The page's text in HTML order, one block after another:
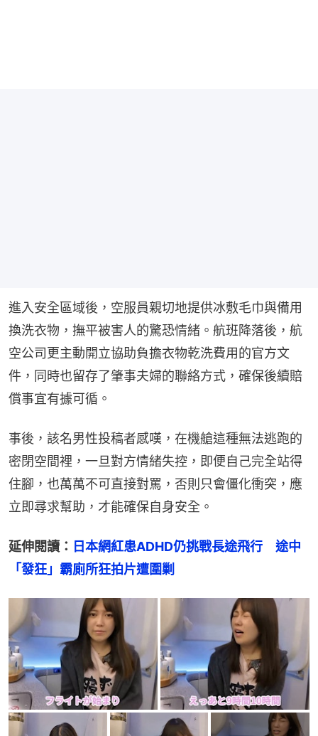
進入安全區域後，空服員親切地提供冰敷毛巾與備用
換洗衣物，撫平被害人的驚恐情緒。航班降落後，航
空公司更主動開立協助負擔衣物乾洗費用的官方文
件，同時也留存了肇事夫婦的聯絡方式，確保後續賠
償事宜有據可循。
事後，該名男性投稿者感嘆，在機艙這種無法逃跑的
密閉空間裡，一旦對方情緒失控，即便自己完全站得
住腳，也萬萬不可直接對罵，否則只會僵化衝突，應
立即尋求幫助，才能確保自身安全。
延伸閱讀： 日本網紅患ADHD仍挑戰長途飛行　途中
「發狂」霸廁所狂拍片遭圍剿